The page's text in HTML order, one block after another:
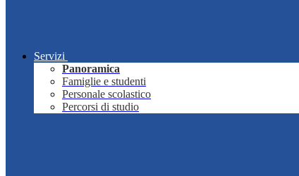
Servizi
Panoramica
Famiglie e studenti
Personale scolastico
Percorsi di studio